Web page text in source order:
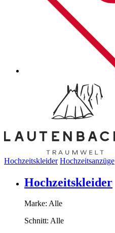
Hochzeitskleider Hochzeitsanzüge
Hochzeitskleider
Marke: Alle
Schnitt: Alle